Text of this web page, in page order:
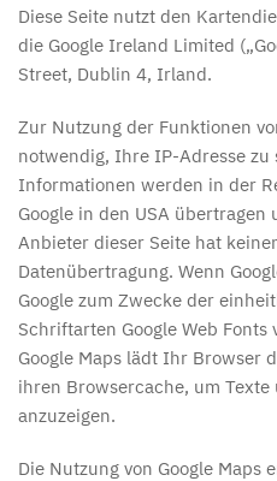
Diese Seite nutzt den
die Google Ireland Limited
Street, Dublin 4, Irland.
Zur Nutzung der Funktionen
notwendig, Ihre IP-Adresse zu
Informationen werden in der
Google in den USA
Anbieter dieser Seite hat
Datenübertragung. Wenn
Google zum Zwecke der
Schriftarten Google Web
Google Maps lädt Ihr Browser
ihren Browsercache, um
anzuzeigen.
Die Nutzung von Google Maps